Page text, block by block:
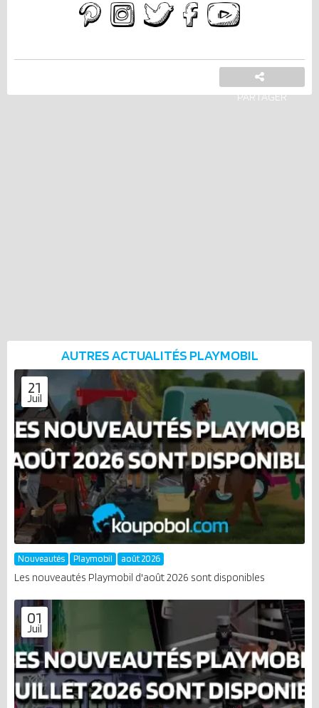
PARTAGER
AUTRES ACTUALITÉS PLAYMOBIL
21
Juil
Nouveautés Playmobil août 2026
Les nouveautés Playmobil d'août 2026 sont disponibles
01
Juil